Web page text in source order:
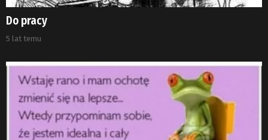
Do pracy
5 lat temu